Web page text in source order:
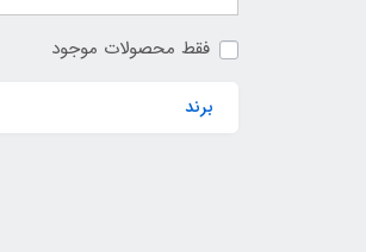
فقط محصولات موجود
برند